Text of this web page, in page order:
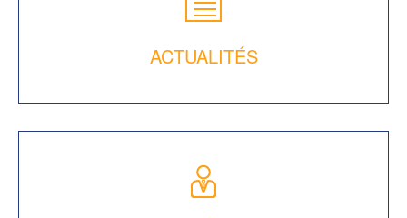
ACTUALITÉS